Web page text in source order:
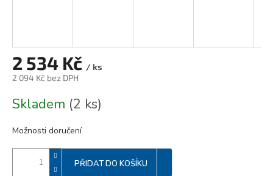
2 534 Kč / ks
2 094 Kč bez DPH
cena:
Skladem (2 ks)
Možnosti doručení
PŘIDAT DO KOŠÍKU